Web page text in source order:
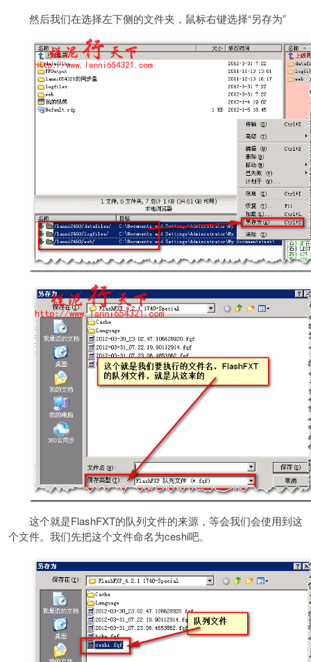
然后我们在选择左下侧的文件夹，鼠标右键选择“另存为”
这个就是FlashFXT的队列文件的来源，等会我们会使用到这
个文件。我们先把这个文件命名为ceshi吧。